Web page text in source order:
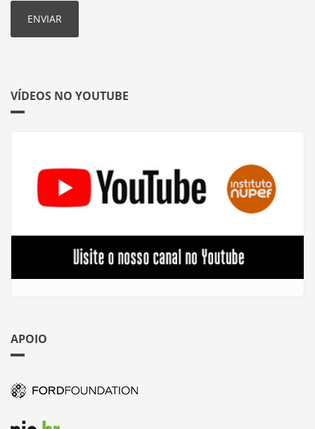
VÍDEOS NO YOUTUBE
APOIO